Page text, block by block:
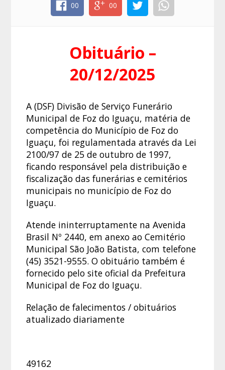
00 00
Obituário –
20/12/2025
A (DSF) Divisão de Serviço Funerário
Municipal de Foz do Iguaçu, matéria de
competência do Município de Foz do
Iguaçu, foi regulamentada através da Lei
2100/97 de 25 de outubro de 1997,
ficando responsável pela distribuição e
fiscalização das funerárias e cemitérios
municipais no município de Foz do
Iguaçu.
Atende ininterruptamente na Avenida
Brasil Nº 2440, em anexo ao Cemitério
Municipal São João Batista, com telefone
(45) 3521-9555. O obituário também é
fornecido pelo site oficial da Prefeitura
Municipal de Foz do Iguaçu.
Relação de falecimentos / obituários
atualizado diariamente
49162